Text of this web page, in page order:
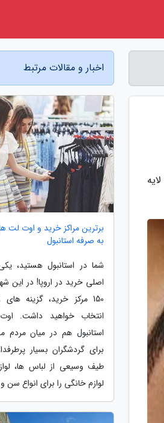
اخبار و مقالات مرتبط
برترین مراکز خرید و اوت لت
به صرفه استانبول
شما در استانبول هستید،
اصلی خرید در اروپا! در این
150 مرکز خرید، گزینه
انتخاب خواهید داشت.
استانبول هم در میان
برای گردشگران بسیار
طیف وسیعی از لباس ها،
لوازم خانگی را برای انواع سن